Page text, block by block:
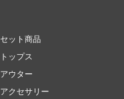
セット商品
トップス
アウター
アクセサリー